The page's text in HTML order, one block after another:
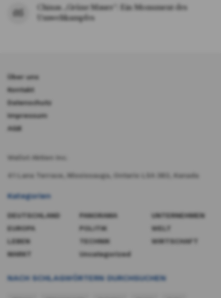
Chinas „Grüne Mauer“: Ein Monument des
Umweltkampfes
Über uns
Kontakt
Datenschutz
Impressum
AGB
Wallst Aktien Inc.
41 Lana Terrace, Mississauga, Ontario L5A 3B2, Kanada​
Kategorien
DEUTSCHLAND
EUROPA
LEBEN
MARKT
PANORAMA
POLITIK
TECHNIK
Uncategorized
UNTERNEHMEN
WELT
WIRTSCHAFT
NACH SCHLAGWÖRTERN DURCHSUCHEN